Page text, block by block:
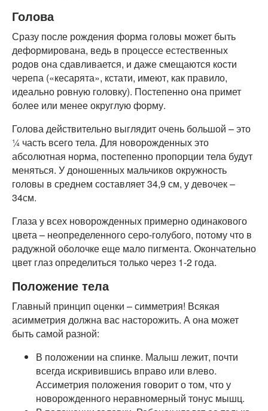
Голова
Сразу после рождения форма головы может быть
деформирована, ведь в процессе естественных
родов она сдавливается, и даже смещаются кости
черепа («кесарята», кстати, имеют, как правило,
идеально ровную головку). Постепенно она примет
более или менее округлую форму.
Голова действительно выглядит очень большой – это
¼ часть всего тела. Для новорожденных это
абсолютная норма, постепенно пропорции тела будут
меняться. У доношенных мальчиков окружность
головы в среднем составляет 34,9 см, у девочек –
34см.
Глаза у всех новорожденных примерно одинакового
цвета – неопределенного серо-голубого, потому что в
радужной оболочке еще мало пигмента. Окончательно
цвет глаз определиться только через 1-2 года.
Положение тела
Главный принцип оценки – симметрия! Всякая
асимметрия должна вас насторожить. А она может
быть самой разной:
В положении на спинке. Малыш лежит, почти
всегда искривившись вправо или влево.
Ассиметрия положения говорит о том, что у
новорожденного неравномерный тонус мышц.